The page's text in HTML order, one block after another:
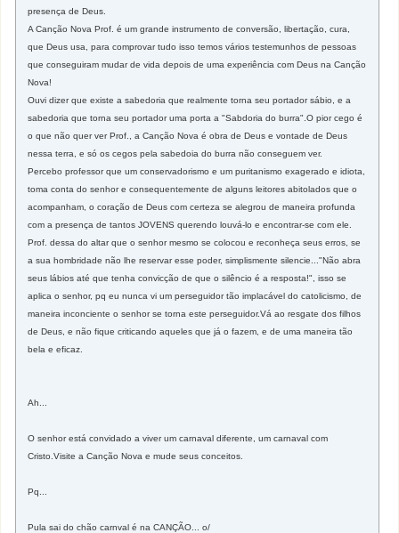
presença de Deus.
A Canção Nova Prof. é um grande instrumento de conversão, libertação, cura,
que Deus usa, para comprovar tudo isso temos vários testemunhos de pessoas
que conseguiram mudar de vida depois de uma experiência com Deus na Canção
Nova!
Ouvi dizer que existe a sabedoria que realmente torna seu portador sábio, e a
sabedoria que torna seu portador uma porta a "Sabdoria do burra".O pior cego é
o que não quer ver Prof., a Canção Nova é obra de Deus e vontade de Deus
nessa terra, e só os cegos pela sabedoia do burra não conseguem ver.
Percebo professor que um conservadorismo e um puritanismo exagerado e idiota,
toma conta do senhor e consequentemente de alguns leitores abitolados que o
acompanham, o coração de Deus com certeza se alegrou de maneira profunda
com a presença de tantos JOVENS querendo louvá-lo e encontrar-se com ele.
Prof. dessa do altar que o senhor mesmo se colocou e reconheça seus erros, se
a sua hombridade não lhe reservar esse poder, simplismente silencie..."Não abra
seus lábios até que tenha convicção de que o silêncio é a resposta!", isso se
aplica o senhor, pq eu nunca vi um perseguidor tão implacável do catolicismo, de
maneira inconciente o senhor se torna este perseguidor.Vá ao resgate dos filhos
de Deus, e não fique criticando aqueles que já o fazem, e de uma maneira tão
bela e eficaz.
Ah...
O senhor está convidado a viver um carnaval diferente, um carnaval com
Cristo.Visite a Canção Nova e mude seus conceitos.
Pq...
Pula sai do chão carnval é na CANÇÃO... o/